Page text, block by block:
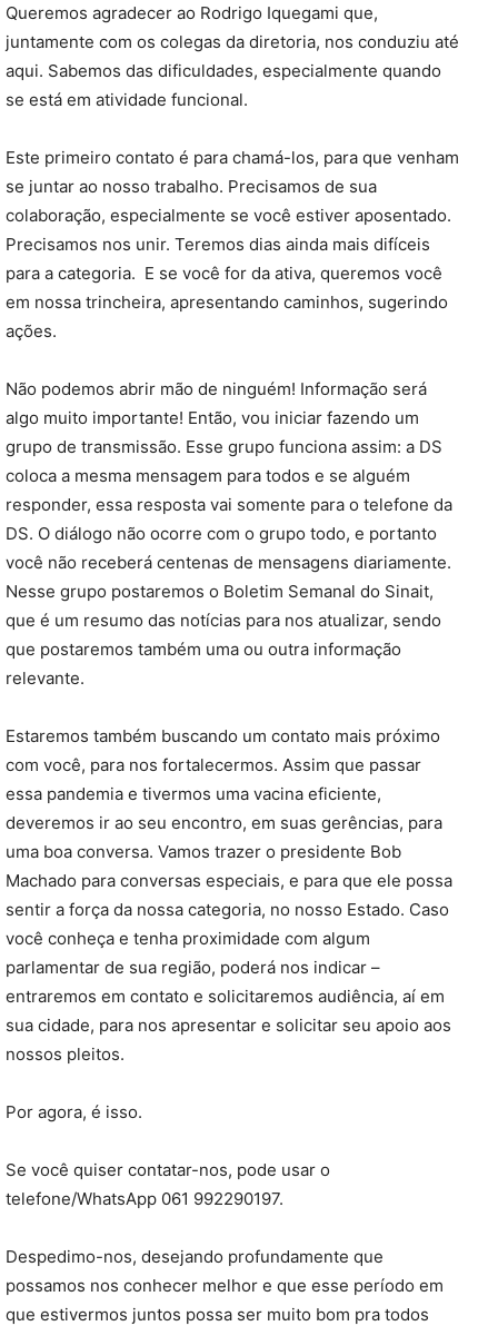
Queremos agradecer ao Rodrigo Iquegami que,
juntamente com os colegas da diretoria, nos conduziu até
aqui. Sabemos das dificuldades, especialmente quando
se está em atividade funcional.
Este primeiro contato é para chamá-los, para que venham
se juntar ao nosso trabalho. Precisamos de sua
colaboração, especialmente se você estiver aposentado.
Precisamos nos unir. Teremos dias ainda mais difíceis
para a categoria. E se você for da ativa, queremos você
em nossa trincheira, apresentando caminhos, sugerindo
ações.
Não podemos abrir mão de ninguém! Informação será
algo muito importante! Então, vou iniciar fazendo um
grupo de transmissão. Esse grupo funciona assim: a DS
coloca a mesma mensagem para todos e se alguém
responder, essa resposta vai somente para o telefone da
DS. O diálogo não ocorre com o grupo todo, e portanto
você não receberá centenas de mensagens diariamente.
Nesse grupo postaremos o Boletim Semanal do Sinait,
que é um resumo das notícias para nos atualizar, sendo
que postaremos também uma ou outra informação
relevante.
Estaremos também buscando um contato mais próximo
com você, para nos fortalecermos. Assim que passar
essa pandemia e tivermos uma vacina eficiente,
deveremos ir ao seu encontro, em suas gerências, para
uma boa conversa. Vamos trazer o presidente Bob
Machado para conversas especiais, e para que ele possa
sentir a força da nossa categoria, no nosso Estado. Caso
você conheça e tenha proximidade com algum
parlamentar de sua região, poderá nos indicar –
entraremos em contato e solicitaremos audiência, aí em
sua cidade, para nos apresentar e solicitar seu apoio aos
nossos pleitos.
Por agora, é isso.
Se você quiser contatar-nos, pode usar o
telefone/WhatsApp 061 992290197.
Despedimo-nos, desejando profundamente que
possamos nos conhecer melhor e que esse período em
que estivermos juntos possa ser muito bom pra todos